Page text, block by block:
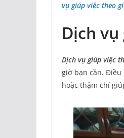
vụ giúp việc theo
Dịch
Dịch vụ giúp việc
giờ bạn cần. Điều
hoặc thậm chí